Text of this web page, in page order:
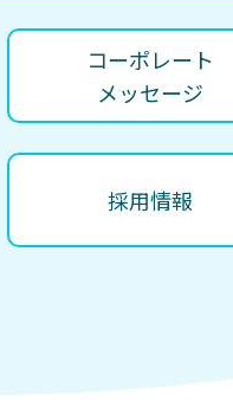
コーポレート
メッセージ
採用情報